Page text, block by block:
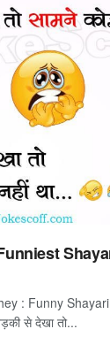
Funniest
: Funny
से देखा तो...